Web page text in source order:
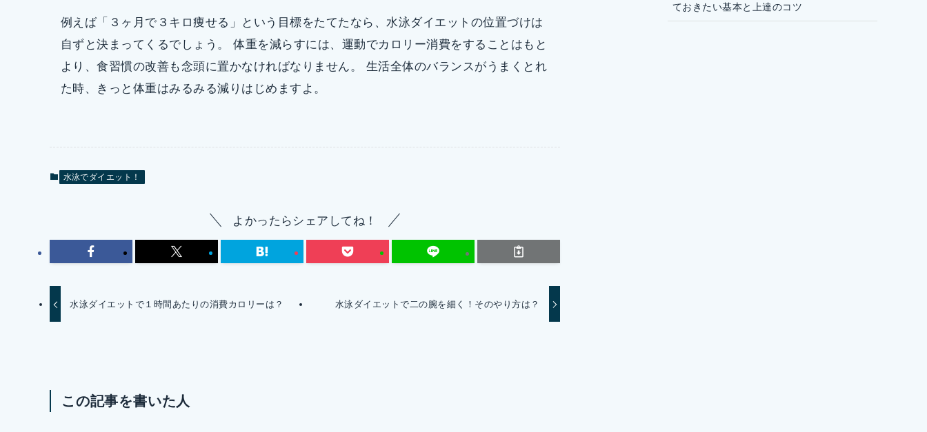
例えば「３ヶ月で３キロ痩せる」という目標をたてたなら、水泳ダイエットの位置づけは
自ずと決まってくるでしょう。 体重を減らすには、運動でカロリー消費をすることはもと
より、食習慣の改善も念頭に置かなければなりません。 生活全体のバランスがうまくとれ
た時、きっと体重はみるみる減りはじめますよ。
水泳でダイエット！
よかったらシェアしてね！
水泳ダイエットで１時間あたりの消費カロリーは？ 水泳ダイエットで二の腕を細く！そのやり方は？
この記事を書いた人
ておきたい基本と上達のコツ